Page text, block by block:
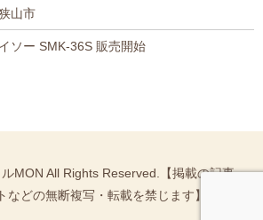
山市
ソー SMK-36S 販売開始
MON All Rights Reserved.【掲載の記事・
などの無断複写・転載を禁じます】